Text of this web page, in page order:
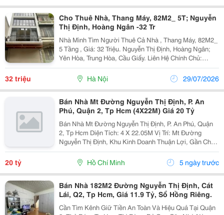
Cho Thuê Nhà, Thang Máy, 82M2_ 5T; Nguyễn
Thị Định, Hoàng Ngân -32 Tr
Nhà Mình Tìm Người Thuê Cả Nhà , Thang Máy, 82M2_
5 Tầng , Giá: 32 Triệu. Nguyễn Thị Định, Hoàng Ngân;
Yên Hòa, Trung Hòa, Cầu Giấy. Liên Hệ Chính Chủ:
0942854881 _Vỉa Hè Lớn, Mặt Tiền Rộng, Thoáng. _Vị
Trí Ngay Ngã Ba, Khu Đông Dân Cư, Kinh Doanh...
32 triệu Hà Nội 29/07/2026
Bán Nhà Mt Đường Nguyễn Thị Định, P. An
Phú, Quận 2, Tp Hcm (4X22M) Giá 20 Tỷ
Bán Nhà Mt Đường Nguyễn Thị Định, P. An Phú, Quận
2, Tp Hcm Diện Tích: 4 X 22.05M Vị Trí: Mt Đường
Nguyễn Thị Định, Khu Kinh Doanh Thuận Lợi, Gần Chợ,
Sát Đường Dẫn Vào Cao Tốc, Giao Thông Thuận Lợi
&Hellip;.. Pháp Lý: Sổ Hồng Giá Bán: 20 Tỷ...
20 tỷ Hồ Chí Minh 5 ngày trước
Bán Nhà 182M2 Đường Nguyễn Thị Định, Cát
Lái, Q2, Tp Hcm, Giá 11.9 Tỷ, Sổ Hồng Riêng.
Cần Tìm Kênh Giữ Tiền An Toàn Và Hiệu Quả Tại Quận